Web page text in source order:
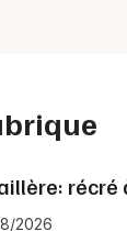
2026